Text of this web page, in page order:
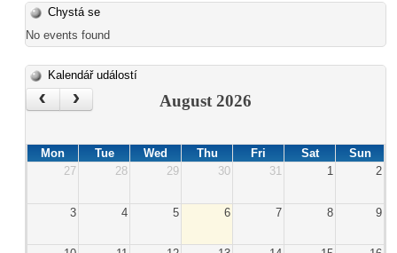
Chystá se
No events found
Kalendář událostí
‹ › August 2026
Mon Tue Wed Thu Fri Sat
Sun
27
28 29 30 31 1 2
3 4 5 6 7 8 9